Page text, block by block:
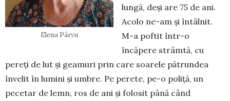
Elena Pârvu
lungă, deși are 75 de ani.
Acolo ne-am și întâlnit.
M-a poftit într-o
încăpere strâmtă, cu
pereți de lut și geamuri prin care soarele pătrundea
învelit în lumini și umbre. Pe perete, pe-o poliță, un
pecetar de lemn, ros de ani și folosit până când